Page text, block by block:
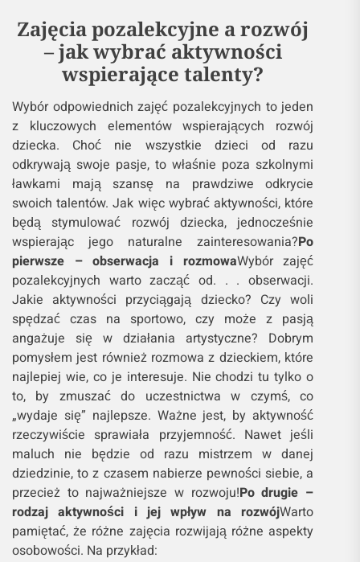
Zajęcia pozalekcyjne a rozwój
– jak wybrać aktywności
wspierające talenty?
Wybór odpowiednich zajęć pozalekcyjnych to jeden
z kluczowych elementów wspierających rozwój
dziecka. Choć nie wszystkie dzieci od razu
odkrywają swoje pasje, to właśnie poza szkolnymi
ławkami mają szansę na prawdziwe odkrycie
swoich talentów. Jak więc wybrać aktywności, które
będą stymulować rozwój dziecka, jednocześnie
wspierając jego naturalne zainteresowania?Po
pierwsze – obserwacja i rozmowaWybór zajęć
pozalekcyjnych warto zacząć od. . . obserwacji.
Jakie aktywności przyciągają dziecko? Czy woli
spędzać czas na sportowo, czy może z pasją
angażuje się w działania artystyczne? Dobrym
pomysłem jest również rozmowa z dzieckiem, które
najlepiej wie, co je interesuje. Nie chodzi tu tylko o
to, by zmuszać do uczestnictwa w czymś, co
„wydaje się” najlepsze. Ważne jest, by aktywność
rzeczywiście sprawiała przyjemność. Nawet jeśli
maluch nie będzie od razu mistrzem w danej
dziedzinie, to z czasem nabierze pewności siebie, a
przecież to najważniejsze w rozwoju!Po drugie –
rodzaj aktywności i jej wpływ na rozwójWarto
pamiętać, że różne zajęcia rozwijają różne aspekty
osobowości. Na przykład: